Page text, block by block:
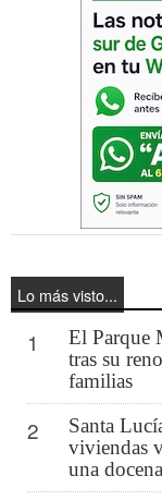
Lo más visto...
1
El Parque
tras su
familias
2
Santa
viviendas
una